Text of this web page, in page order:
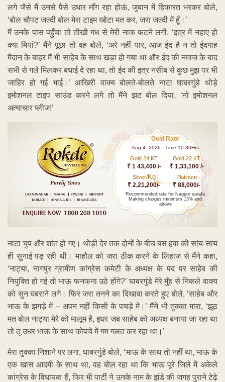
लगे जैसे मैं उनसे पैसे उधार माँग रहा होऊं, जुबान में हिकारत भरकर बोले,
‘बोल चौपट जल्दी बोल मेरा टाइम खोटा मत कर, जरा जल्दी में हूँ।’
मैं उनके पास पहुँचा तो तीखी गंध से मेरी नाक फटने लगी, ‘इत्र में नहाए हो
क्या मियां?’ मैंने पूछा तो वह बोले, ‘अरे नहीं यार, आज ईद है न तो ईदगाह
मैदान के बाहर मैं भी साहेब के साथ खड़ा हो गया था और ईद की नमाज के बाद
सभी से गले मिलकर बधाई दे रहा था, तो ईद की इत्र नसीब से कुछ मुझ पर भी
जाहिर हो गई भाई।’ आखिरी वाक्य बोलते-बोलते नाटा घाबरगुंडे थोड़े
इमोशनल टाइप साउंड करने लगे तो मैंने झट बोल दिया, ‘नो इमोशनल
अत्याचार प्लीज!’
Gold Rate
Aug 4 ,2026 - Time 10.30Hrs
Gold 24 KT
₹ 1 43,400 /-
Gold 22 KT
₹ 1,33,100 /-
Silver/Kg
₹ 2,21,200/-
Platinum
₹ 88,000/-
Recommended rate for Nagpur sarafa
Making charges minimum 13% and
above
नाटा चुप और शांत हो गए। थोड़ी देर तक दोनों के बीच बस हवा की सांय-सांय
ही सुनाई पड़ रही थी। माहौल को जरा ठीक करने के लिहाज से मैंने कहा,
‘नाट्या, नागपुर ग्रामीण कांग्रेस कमेटी के अध्यक्ष के पद पर साहेब की
नियुक्ति हो गई तो भाऊ फनफना उठे होंगे?’ घाबरगुंडे मेरे मुँह से निकले वाक्य
को सुन घबराने लगे। फिर जरा तनने का दिखावा करते हुए बोले, ‘साहेब और
भाऊ के झगड़े में – अपन नहीं किसी के पचड़े में।’ मैंने भी तुक्का मारा, ‘झूठ
मत बोल नाट्या मेरे को मालूम है, इधर जब साहेब को अध्यक्ष बनाया जा रहा था
तो तू उधर भाऊ के साथ कोपचे में गम गलत कर रहा था।’
मेरा तुक्का निशाने पर लगा, घाबरगुंडे बोले, ‘भाऊ के साथ तो नहीं था, भाऊ के
एक खास आदमी के साथ था, वह बोल रहा था कि भाऊ पूरे जिले में अकेले
कांग्रेस के विधायक हैं, फिर भी पार्टी ने उनके नाम के झंडे की जगह पुराने टेढ़े